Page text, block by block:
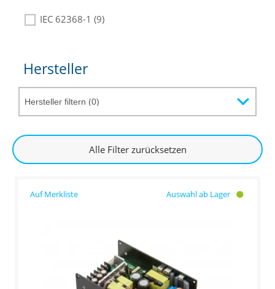
IEC 62368-1 (9)
Hersteller
Alle Filter zurücksetzen
Auswahl ab Lager